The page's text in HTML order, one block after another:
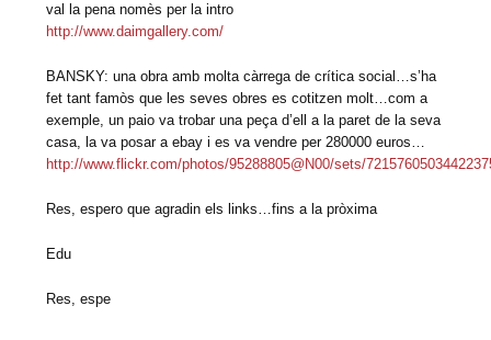
val la pena nomès per la intro
http://www.daimgallery.com/
BANSKY: una obra amb molta càrrega de crítica social…s’ha
fet tant famòs que les seves obres es cotitzen molt…com a
exemple, un paio va trobar una peça d’ell a la paret de la seva
casa, la va posar a ebay i es va vendre per 280000 euros…
http://www.flickr.com/photos/95288805@N00/sets/
Res, espero que agradin els links…fins a la pròxima
Edu
Res, espe